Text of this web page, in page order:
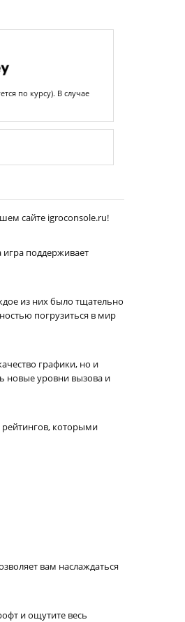
по курсу). В случае
сайте igroconsole.ru!
игра поддерживает
из них было тщательно
погрузиться в мир
графики, но и
новые уровни вызова и
рейтингов, которыми
вам наслаждаться
и ощутите весь